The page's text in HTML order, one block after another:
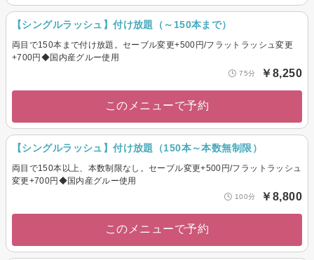
【シングルラッシュ】付け放題（～150本まで）
両目で150本まで付け放題。セーブル変更+500円/フラットラッシュ変更
+700円◆国内産グルー使用
75分 ￥8,250
このメニューで予約
【シングルラッシュ】付け放題（150本～本数無制限）
両目で150本以上、本数制限なし。セーブル変更+500円/フラットラッシュ
変更+700円◆国内産グルー使用
100分 ￥8,800
このメニューで予約